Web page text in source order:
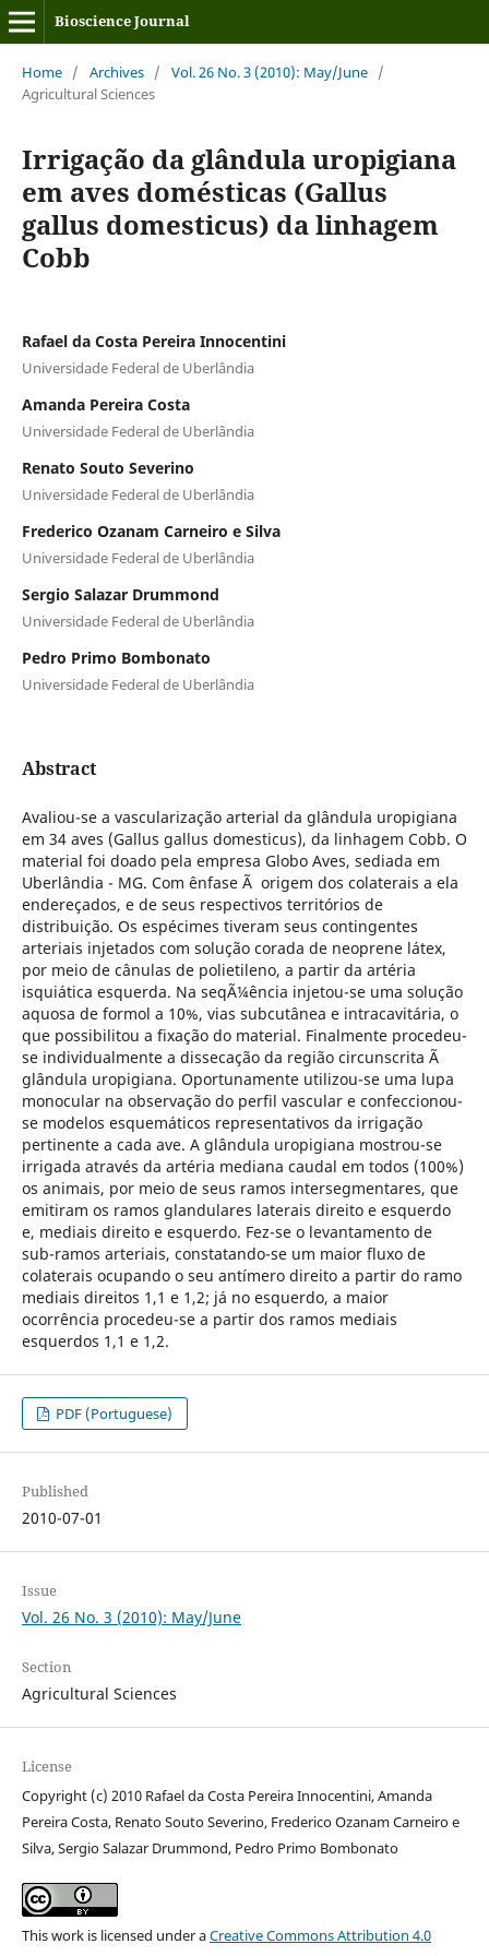
Bioscience Journal
Home / Archives / Vol. 26 No. 3 (2010): May/June /
Agricultural Sciences
Irrigação da glândula uropigiana
em aves domésticas (Gallus
gallus domesticus) da linhagem
Cobb
Rafael da Costa Pereira Innocentini
Universidade Federal de Uberlândia
Amanda Pereira Costa
Universidade Federal de Uberlândia
Renato Souto Severino
Universidade Federal de Uberlândia
Frederico Ozanam Carneiro e Silva
Universidade Federal de Uberlândia
Sergio Salazar Drummond
Universidade Federal de Uberlândia
Pedro Primo Bombonato
Universidade Federal de Uberlândia
Abstract
Avaliou-se a vascularização arterial da glândula uropigiana
em 34 aves (Gallus gallus domesticus), da linhagem Cobb. O
material foi doado pela empresa Globo Aves, sediada em
Uberlândia - MG. Com ênfase Ã origem dos colaterais a ela
endereçados, e de seus respectivos territórios de
distribuição. Os espécimes tiveram seus contingentes
arteriais injetados com solução corada de neoprene látex,
por meio de cânulas de polietileno, a partir da artéria
isquiática esquerda. Na seqÃ¼ência injetou-se uma solução
aquosa de formol a 10%, vias subcutânea e intracavitária, o
que possibilitou a fixação do material. Finalmente procedeu-
se individualmente a dissecação da região circunscrita Ã
glândula uropigiana. Oportunamente utilizou-se uma lupa
monocular na observação do perfil vascular e confeccionou-
se modelos esquemáticos representativos da irrigação
pertinente a cada ave. A glândula uropigiana mostrou-se
irrigada através da artéria mediana caudal em todos (100%)
os animais, por meio de seus ramos intersegmentares, que
emitiram os ramos glandulares laterais direito e esquerdo
e, mediais direito e esquerdo. Fez-se o levantamento de
sub-ramos arteriais, constatando-se um maior fluxo de
colaterais ocupando o seu antímero direito a partir do ramo
mediais direitos 1,1 e 1,2; já no esquerdo, a maior
ocorrência procedeu-se a partir dos ramos mediais
esquerdos 1,1 e 1,2.
PDF (Portuguese)
Published
2010-07-01
Issue
Vol. 26 No. 3 (2010): May/June
Section
Agricultural Sciences
License
Copyright (c) 2010 Rafael da Costa Pereira Innocentini, Amanda
Pereira Costa, Renato Souto Severino, Frederico Ozanam Carneiro e
Silva, Sergio Salazar Drummond, Pedro Primo Bombonato
This work is licensed under aCreative Commons Attribution 4.0